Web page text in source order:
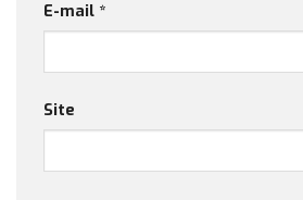
E-mail *
Site